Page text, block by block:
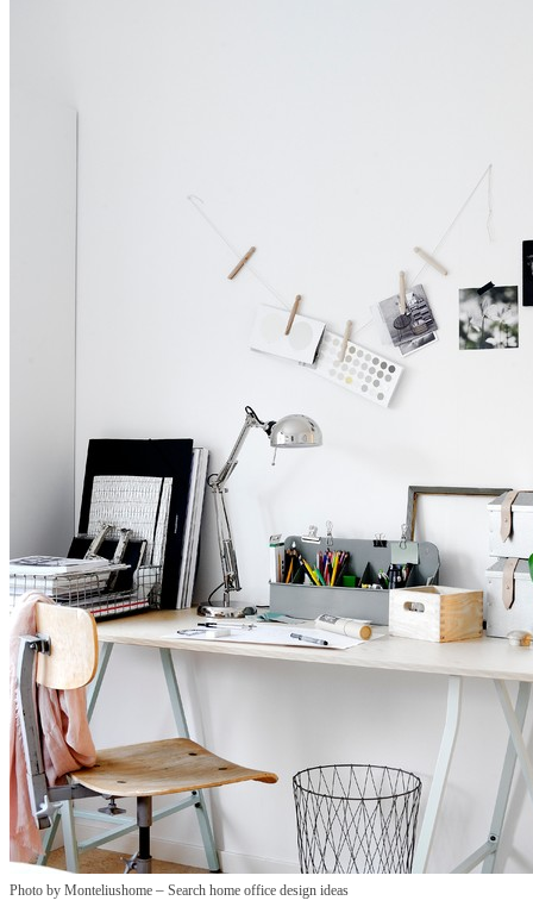
Photo by Monteliushome – Search home office design ideas